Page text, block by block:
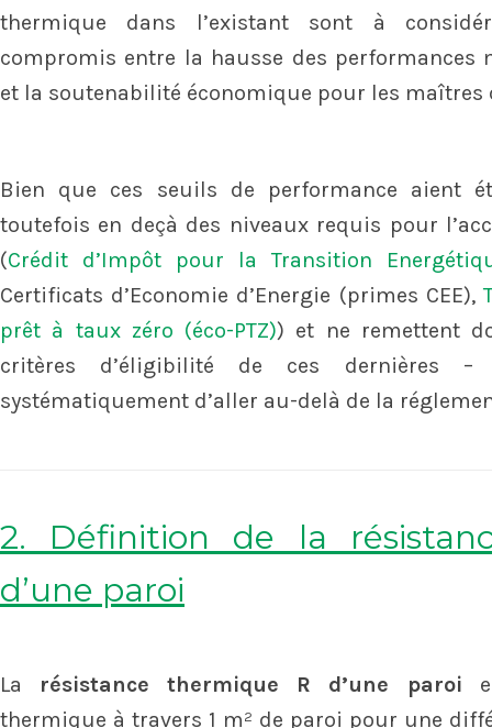
thermique dans l’existant sont à
compromis entre la hausse des performances
et la soutenabilité économique pour les maîtres
Bien que ces seuils de performance aient
toutefois en deçà des niveaux requis pour
(Crédit d’Impôt pour la Transition
Certificats d’Economie d’Energie (primes CEE),
prêt à taux zéro (éco-PTZ)) et ne remettent
critères d’éligibilité de ces dernières –
systématiquement d’aller au-delà de la
2. Définition de la
d’une paroi
La résistance thermique R d’une paroi
thermique à travers 1 m² de paroi pour une